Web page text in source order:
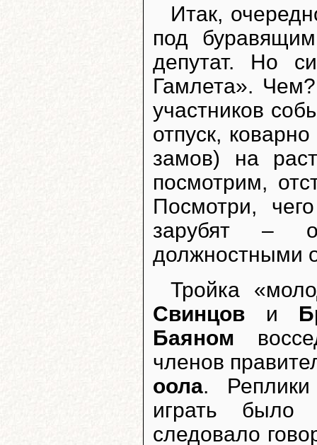
Итак,
под
депутат. Но
Гамлета».
участников
отпуск,
замов) на
посмотрим,
Посмотри,
зарубят –
должностными
Тройка
Свинцов и
Баяном
членов
оола.
играть было
следовало